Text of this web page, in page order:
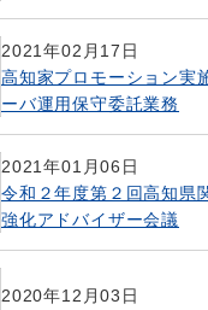
2021年02月17日
高知家プロモーション実
ーバ運用保守委託業務
2021年01月06日
令和２年度第２回高知県
強化アドバイザー会議
2020年12月03日